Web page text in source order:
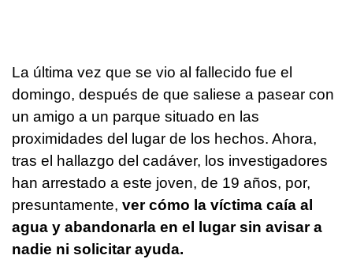
La última vez que se vio al fallecido fue el
domingo, después de que saliese a pasear con
un amigo a un parque situado en las
proximidades del lugar de los hechos. Ahora,
tras el hallazgo del cadáver, los investigadores
han arrestado a este joven, de 19 años, por,
presuntamente, ver cómo la víctima caía al
agua y abandonarla en el lugar sin avisar a
nadie ni solicitar ayuda.